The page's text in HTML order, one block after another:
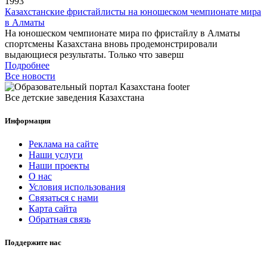
Казахстанские фристайлисты на юношеском чемпионате мира
в Алматы
На юношеском чемпионате мира по фристайлу в Алматы
спортсмены Казахстана вновь продемонстрировали
выдающиеся результаты. Только что заверш
Подробнее
Все новости
Все детские заведения Казахстана
Информация
Реклама на сайте
Наши услуги
Наши проекты
О нас
Условия использования
Связаться с нами
Карта сайта
Обратная связь
Поддержите нас